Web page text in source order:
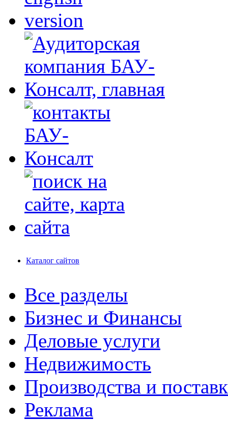
Каталог сайтов
Все разделы
Бизнес и Финансы
Деловые услуги
Недвижимость
Производства и
Реклама